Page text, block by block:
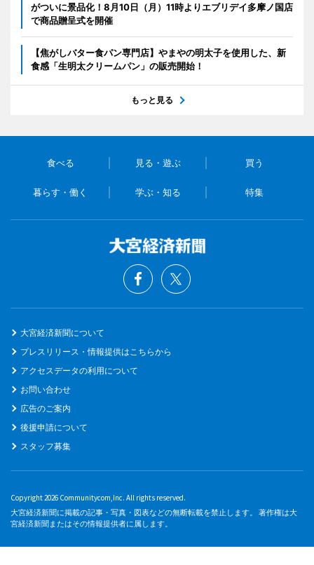
がついに景品化！8月10日（月）11時よりエブリデイ多摩ノ国店
で商品贈呈式を開催
【焦がしバター食パン専門店】やまやの明太子を使用した、新
食感「生明太クリームパン」の販売開始！
もっと見る
食べる 見る・遊ぶ 買う
暮らす・働く 学ぶ・知る 特集
大宮経済新聞について
プレスリリース・情報提供はこちらから
アクセスデータの利用について
お問い合わせ
広告のご案内
後援申請について
スタッフ募集
Copyright 2026 Communitycom,Inc. All rights reserved.
大宮経済新聞に掲載の記事・写真・図表などの無断転載を禁止します。 著作権は大
宮経済新聞またはその情報提供者に属します。